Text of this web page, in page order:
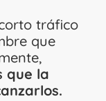
tráfico
que
que la